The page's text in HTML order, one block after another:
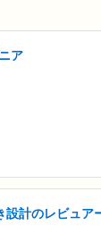
ア
設計のレビュア